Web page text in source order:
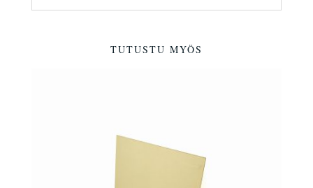
TUTUSTU MYÖS